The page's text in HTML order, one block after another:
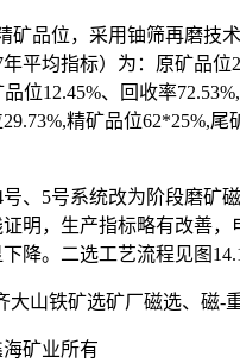
矿品位，采用铀筛再磨技
年平均指标）为：原矿品位
品位12.45%、回收率
精矿品位62*25%,尾
号、5号系统改为阶段磨矿
明，生产指标略有改善，
降。二选工艺流程见图
矿业所有